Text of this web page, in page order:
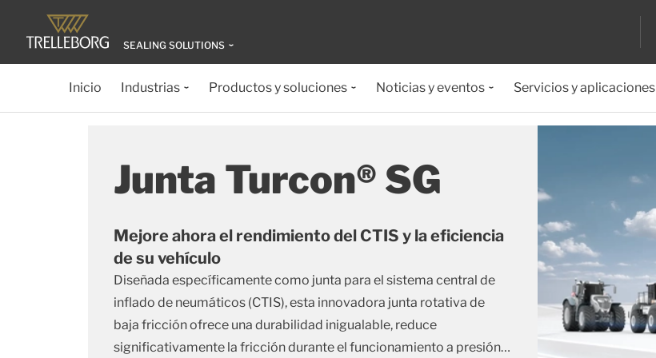
SEALING SOLUTIONS
Inicio Industrias Productos y soluciones Noticias y eventos Servicios y aplicaciones
Junta Turcon® SG
Mejore ahora el rendimiento del CTIS y la eficiencia
de su vehículo
Diseñada específicamente como junta para el sistema central de
inflado de neumáticos (CTIS), esta innovadora junta rotativa de
baja fricción ofrece una durabilidad inigualable, reduce
significativamente la fricción durante el funcionamiento a presión…